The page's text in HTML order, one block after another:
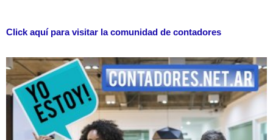
Click aquí para visitar la comunidad de contadores